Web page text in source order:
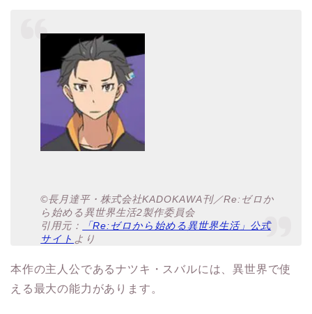
©長月達平・株式会社KADOKAWA刊／Re:ゼロか
ら始める異世界生活2製作委員会
引用元：
「Re:ゼロから始める異世界生活」公式
サイト より
本作の主人公であるナツキ・スバルには、異世界で使
える最大の能力があります。